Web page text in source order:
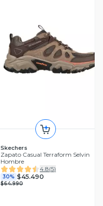
Skechers
Zapato Casual Terraform Selvin
Hombre
4.8(5)
30% $45.490
$64.990